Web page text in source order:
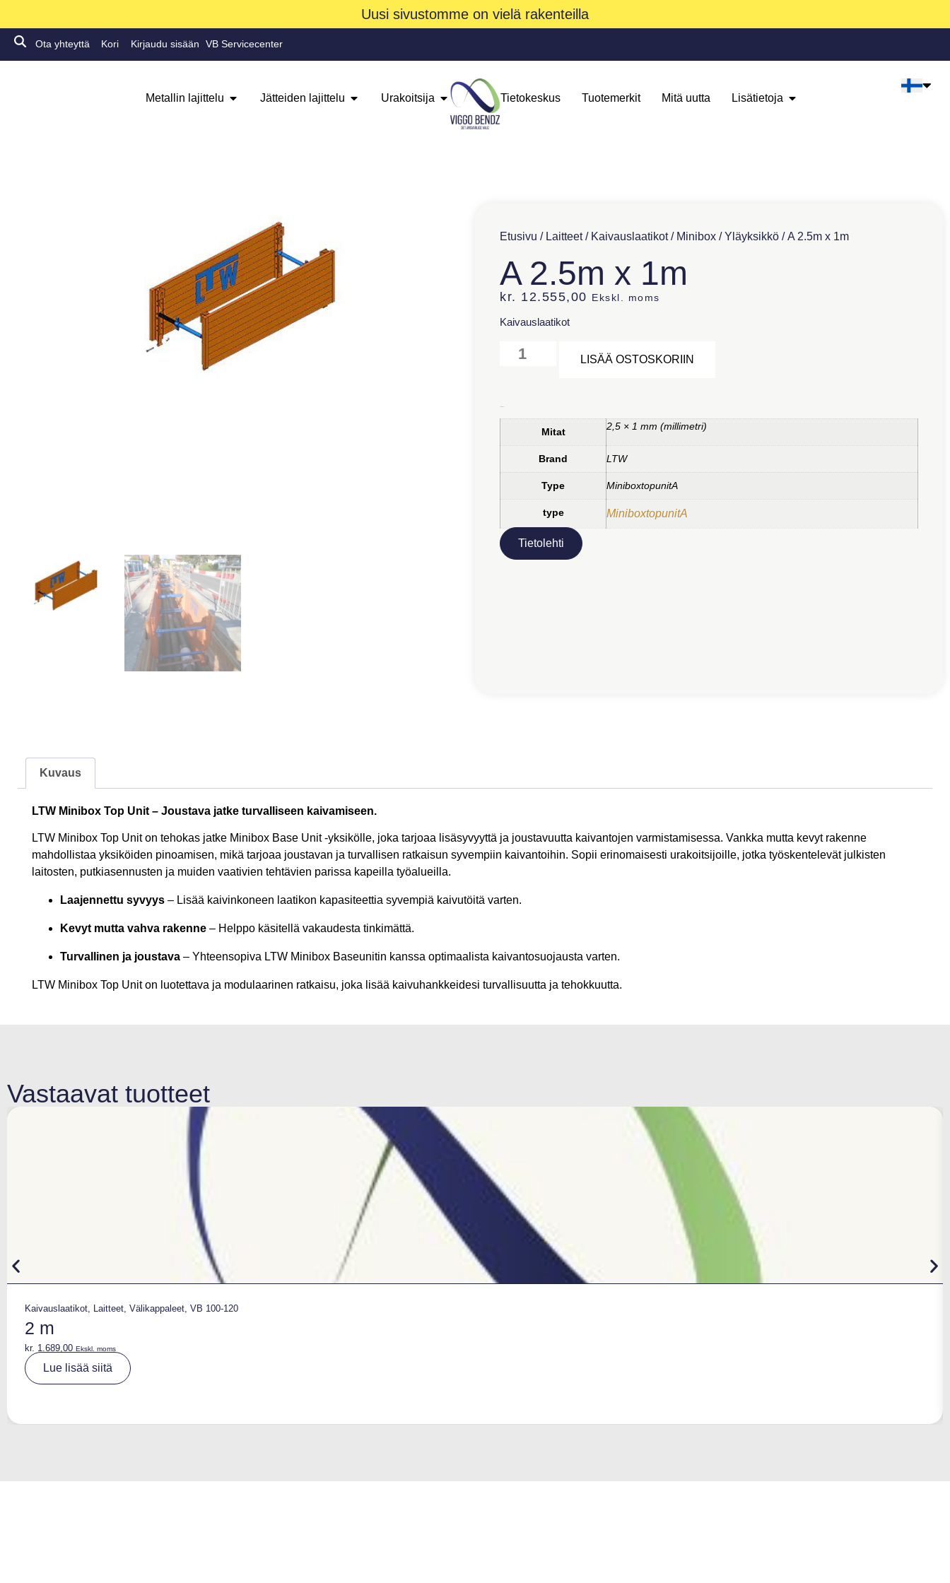
Uusi sivustomme on vielä rakenteilla
Ota yhteyttä Kori Kirjaudu sisään VB Servicecenter
Metallin lajittelu Jätteiden lajittelu Urakoitsija Tietokeskus Tuotemerkit Mitä uutta Lisätietoja
Etusivu / Laitteet/ Kaivauslaatikot/ Minibox /Yläyksikkö / A 2.5m x 1m
A 2.5m x 1m
kr. 12.555,00 Ekskl. moms
Kaivauslaatikot
LISÄÄ OSTOSKORIIN
Mitat 2,5 × 1 mm (millimetri)
Brand LTW
Type MiniboxtopunitA
type MiniboxtopunitA
Tietolehti
Kuvaus
LTW Minibox Top Unit – Joustava jatke turvalliseen kaivamiseen.
LTW Minibox Top Unit on tehokas jatke Minibox Base Unit -yksikölle, joka tarjoaa lisäsyvyyttä ja joustavuutta kaivantojen varmistamisessa. Vankka mutta kevyt rakenne
mahdollistaa yksiköiden pinoamisen, mikä tarjoaa joustavan ja turvallisen ratkaisun syvempiin kaivantoihin. Sopii erinomaisesti urakoitsijoille, jotka työskentelevät julkisten
laitosten, putkiasennusten ja muiden vaativien tehtävien parissa kapeilla työalueilla.
Laajennettu syvyys – Lisää kaivinkoneen laatikon kapasiteettia syvempiä kaivutöitä varten.
Kevyt mutta vahva rakenne – Helppo käsitellä vakaudesta tinkimättä.
Turvallinen ja joustava – Yhteensopiva LTW Minibox Baseunitin kanssa optimaalista kaivantosuojausta varten.
LTW Minibox Top Unit on luotettava ja modulaarinen ratkaisu, joka lisää kaivuhankkeidesi turvallisuutta ja tehokkuutta.
Vastaavat tuotteet
Kaivauslaatikot, Laitteet, Välikappaleet, VB 100-120
2 m
kr. 1.689,00 Ekskl. moms
Lue lisää siitä
ti